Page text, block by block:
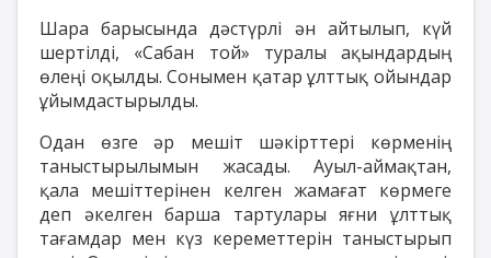
Шара барысында дәстүрлі ән айтылып, күй
шертілді, «Сабан той» туралы ақындардың
өлеңі оқылды. Сонымен қатар ұлттық ойындар
ұйымдастырылды.
Одан өзге әр мешіт шәкірттері көрменің
таныстырылымын жасады. Ауыл-аймақтан,
қала мешіттерінен келген жамағат көрмеге
деп әкелген барша тартулары яғни ұлттық
тағамдар мен күз кереметтерін таныстырып